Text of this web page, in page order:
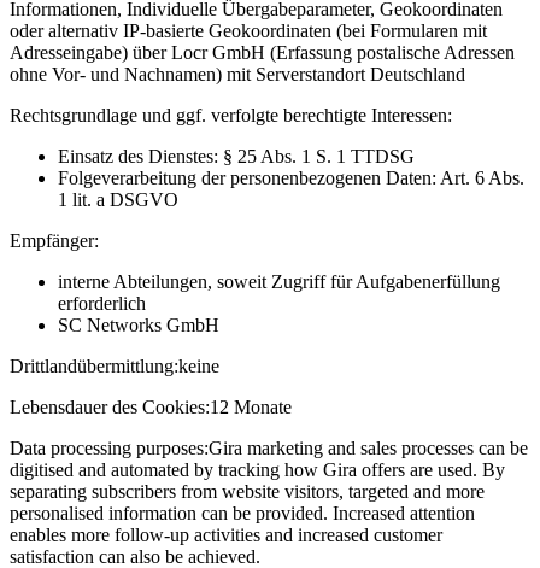
Informationen, Individuelle Übergabeparameter, Geokoordinaten
oder alternativ IP-basierte Geokoordinaten (bei Formularen mit
Adresseingabe) über Locr GmbH (Erfassung postalische Adressen
ohne Vor- und Nachnamen) mit Serverstandort Deutschland
Rechtsgrundlage und ggf. verfolgte berechtigte Interessen:
Einsatz des Dienstes: § 25 Abs. 1 S. 1 TTDSG
Folgeverarbeitung der personenbezogenen Daten: Art. 6 Abs.
1 lit. a DSGVO
Empfänger:
interne Abteilungen, soweit Zugriff für Aufgabenerfüllung
erforderlich
SC Networks GmbH
Drittlandübermittlung:keine
Lebensdauer des Cookies:12 Monate
Data processing purposes:Gira marketing and sales processes can be
digitised and automated by tracking how Gira offers are used. By
separating subscribers from website visitors, targeted and more
personalised information can be provided. Increased attention
enables more follow-up activities and increased customer
satisfaction can also be achieved.